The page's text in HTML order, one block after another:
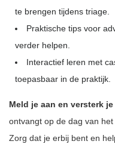
te brengen tijdens triage.
Praktische tips voor
verder helpen.
Interactief leren met
toepasbaar in de praktijk.
Meld je aan en versterk
ontvangt op de dag van
Zorg dat je erbij bent en